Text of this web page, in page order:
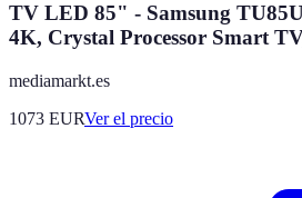
TV LED 85" - Samsung
4K, Crystal Processor Smart
mediamarkt.es
1073 EURVer el precio